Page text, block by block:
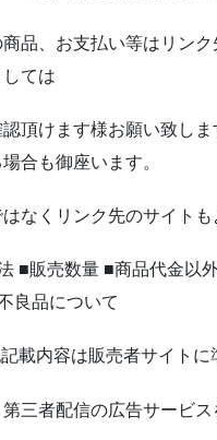
品、お支払い等はリン
ては
頂けます様お願い致し
合も御座います。
なくリンク先のサイト
■販売数量 ■商品代金以
良品について
載内容は販売者サイト
三者配信の広告サービス